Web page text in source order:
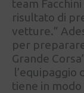
team
risultato di
vetture.”
per
Grande
l’equipaggio
tiene in